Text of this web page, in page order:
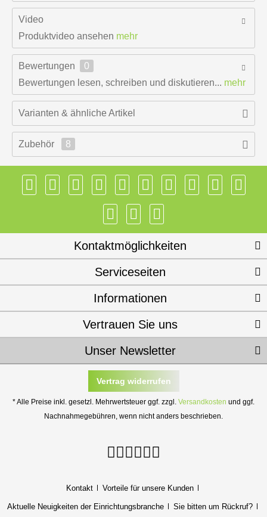
Video
Produktvideo ansehen mehr
Bewertungen
0
Bewertungen lesen, schreiben und diskutieren... mehr
Varianten & ähnliche Artikel
Zubehör 8
Kontaktmöglichkeiten
Serviceseiten
Informationen
Unser Newsletter
Vertrauen Sie uns
Vertrag widerrufen
* Alle Preise inkl. gesetzl. Mehrwertsteuer ggf. zzgl. Versandkosten und ggf.
Nachnahmegebühren, wenn nicht anders beschrieben.
Kontakt Vorteile für unsere Kunden
Aktuelle Neuigkeiten der Einrichtungsbranche Sie bitten um Rückruf?